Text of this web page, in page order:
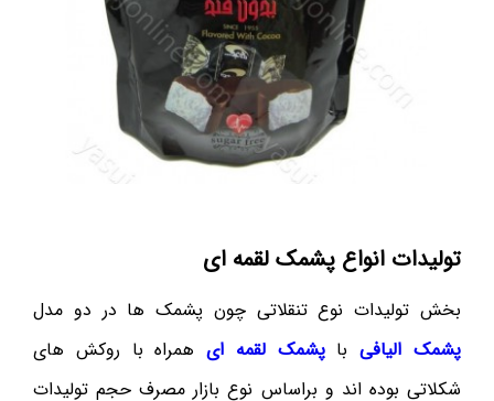
تولیدات انواع پشمک لقمه ای
بخش تولیدات نوع تنقلاتی چون پشمک ها در دو مدل
پشمک الیافیباپشمک لقمه ایهمراه با روکش های
شکلاتی بوده اند و براساس نوع بازار مصرف حجم تولیدات